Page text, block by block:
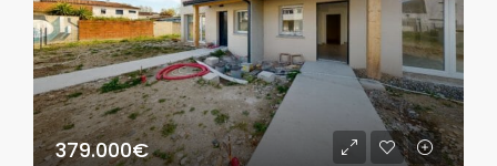
379.000€